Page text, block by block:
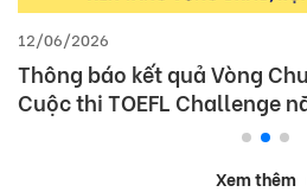
17/04/2026
[Nghệ An] Thông báo kết
– Cuộc thi tiếng Anh quốc tế
Xem thêm